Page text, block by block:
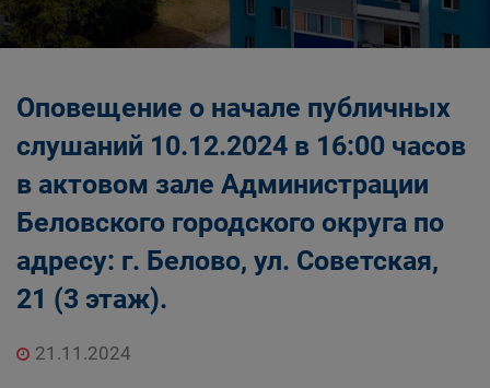
Оповещение о начале публичных
слушаний 10.12.2024 в 16:00 часов
в актовом зале Администрации
Беловского городского округа по
адресу: г. Белово, ул. Советская,
21 (3 этаж).
21.11.2024